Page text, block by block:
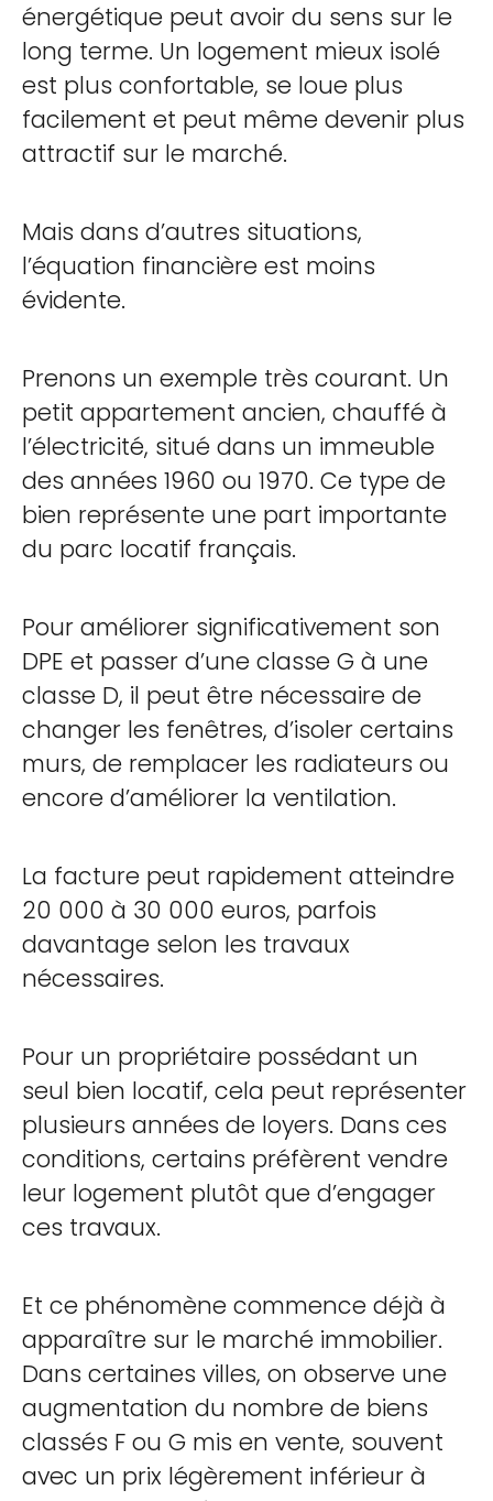
énergétique peut avoir du sens sur le
long terme. Un logement mieux isolé
est plus confortable, se loue plus
facilement et peut même devenir plus
attractif sur le marché.
Mais dans d’autres situations,
l’équation financière est moins
évidente.
Prenons un exemple très courant. Un
petit appartement ancien, chauffé à
l’électricité, situé dans un immeuble
des années 1960 ou 1970. Ce type de
bien représente une part importante
du parc locatif français.
Pour améliorer significativement son
DPE et passer d’une classe G à une
classe D, il peut être nécessaire de
changer les fenêtres, d’isoler certains
murs, de remplacer les radiateurs ou
encore d’améliorer la ventilation.
La facture peut rapidement atteindre
20 000 à 30 000 euros, parfois
davantage selon les travaux
nécessaires.
Pour un propriétaire possédant un
seul bien locatif, cela peut représenter
plusieurs années de loyers. Dans ces
conditions, certains préfèrent vendre
leur logement plutôt que d’engager
ces travaux.
Et ce phénomène commence déjà à
apparaître sur le marché immobilier.
Dans certaines villes, on observe une
augmentation du nombre de biens
classés F ou G mis en vente, souvent
avec un prix légèrement inférieur à